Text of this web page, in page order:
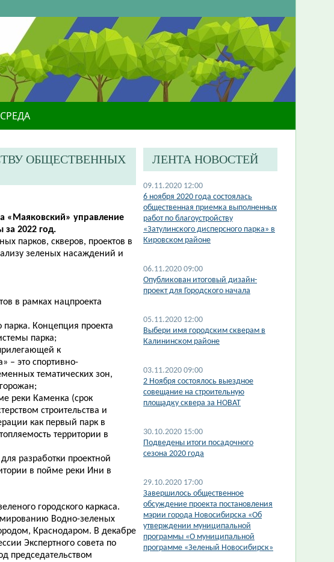
ОБЩЕСТВЕННЫХ
«Маяковский» управление
за 2022 год.
парков, скверов, проектов в
зеленых насаждений и
в рамках нацпроекта
парка. Концепция проекта
парка;
к
– это спортивно-
тематических зон,
реки Каменка (срок
строительства и
как первый парк в
территории в
разработки проектной
в пойме реки Ини в
городского каркаса.
Водно-зеленых
Краснодаром. В декабре
Экспертного совета по
председательством
ЛЕНТА НОВОСТЕЙ
09.11.2020 12:00
​6 ноября 2020 года состоялась
общественная приемка выполненных
работ по благоустройству
«Затулинского дисперсного парка» в
Кировском районе
06.11.2020 09:00
​Опубликован итоговый дизайн-
проект для Городского начала
05.11.2020 12:00
Выбери имя городским скверам в
Калининском районе
03.11.2020 09:00
2 Ноября состоялось выездное
совещание на строительную
площадку сквера за НОВАТ
30.10.2020 15:00
Подведены итоги посадочного
сезона 2020 года
29.10.2020 17:00
Завершилось общественное
обсуждение проекта постановления
мэрии города Новосибирска «Об
утверждении муниципальной
программы «О муниципальной
программе «Зеленый Новосибирск»